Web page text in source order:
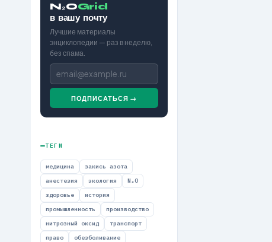
N₂OGrid
в вашу почту
Лучшие материалы
энциклопедии — раз в неделю,
без спама.
ПОДПИСАТЬСЯ →
ТЕГИ
медицина
закись азота
анестезия
экология
N₂O
здоровье
история
промышленность
производство
нитрозный оксид
транспорт
право
обезболивание